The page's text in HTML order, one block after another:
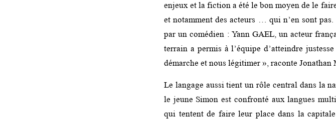
enjeux et la fiction a été le bon moyen de le
et notamment des acteurs … qui n’en sont
par un comédien : Yann GAEL, un acteur
terrain a permis à l’équipe d’atteindre
démarche et nous légitimer », raconte Jonathan
Le langage aussi tient un rôle central dans la
le jeune Simon est confronté aux langues
qui tentent de faire leur place dans la